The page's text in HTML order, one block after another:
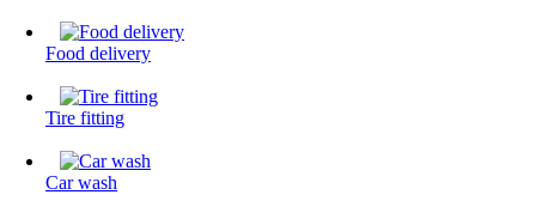
Food delivery
Tire fitting
Сar wash